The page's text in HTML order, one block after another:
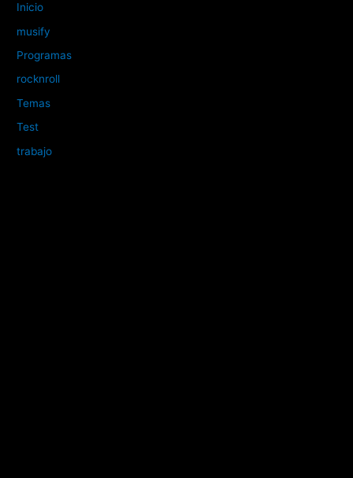
Inicio
musify
Programas
rocknroll
Temas
Test
trabajo